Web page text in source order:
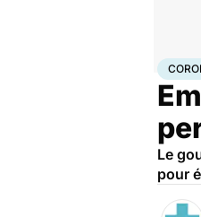
Accueil
Le
pour